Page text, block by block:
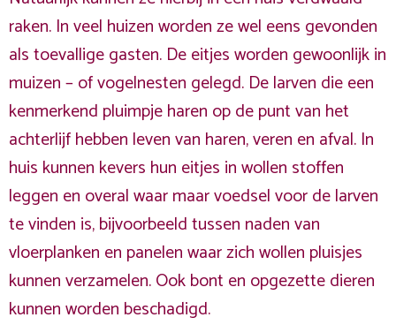
raken. In veel huizen worden ze wel eens gevonden
als toevallige gasten. De eitjes worden gewoonlijk in
muizen – of vogelnesten gelegd. De larven die een
kenmerkend pluimpje haren op de punt van het
achterlijf hebben leven van haren, veren en afval. In
huis kunnen kevers hun eitjes in wollen stoffen
leggen en overal waar maar voedsel voor de larven
te vinden is, bijvoorbeeld tussen naden van
vloerplanken en panelen waar zich wollen pluisjes
kunnen verzamelen. Ook bont en opgezette dieren
kunnen worden beschadigd.